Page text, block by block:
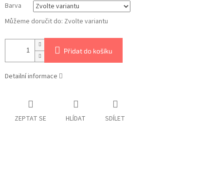
Barva
Můžeme doručit do: Zvolte variantu
Přidat do košíku
Detailní informace
ZEPTAT SE HLÍDAT SDÍLET